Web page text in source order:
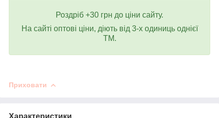
Роздріб +30 грн до ціни сайту.
На сайті оптові ціни, діють від 3-х одиниць однієї
ТМ.
Приховати
Характеристики